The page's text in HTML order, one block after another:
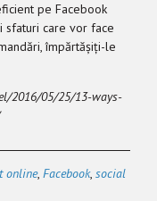
pe Facebook
sfaturi care vor face
împărtășiți-le
2016/05/25/13-ways-
online, Facebook, social